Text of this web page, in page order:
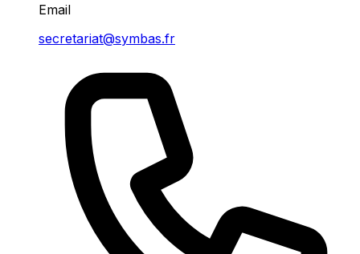
Email
secretariat@symbas.fr